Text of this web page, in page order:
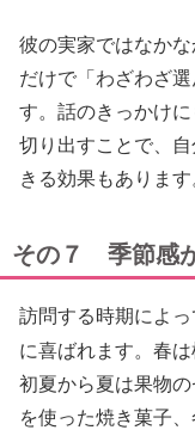
彼の実家ではなか
だけで「わざわざ
す。話のきっかけ
切り出すことで、
きる効果もあります
その７ 季節感
訪問する時期によっ
に喜ばれます。春
初夏から夏は果物
を使った焼き菓子